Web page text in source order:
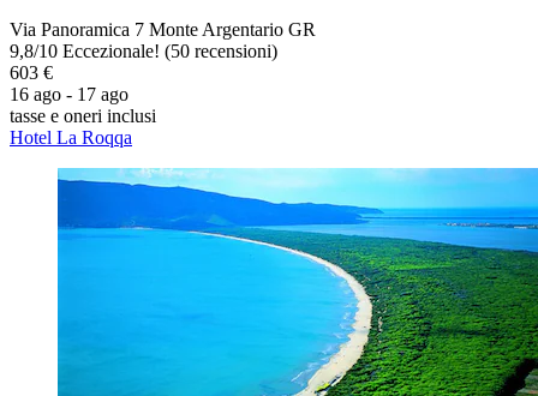
Via Panoramica 7 Monte Argentario GR
9,8/10 Eccezionale! (50 recensioni)
603 €
16 ago - 17 ago
tasse e oneri inclusi
Hotel La Roqqa